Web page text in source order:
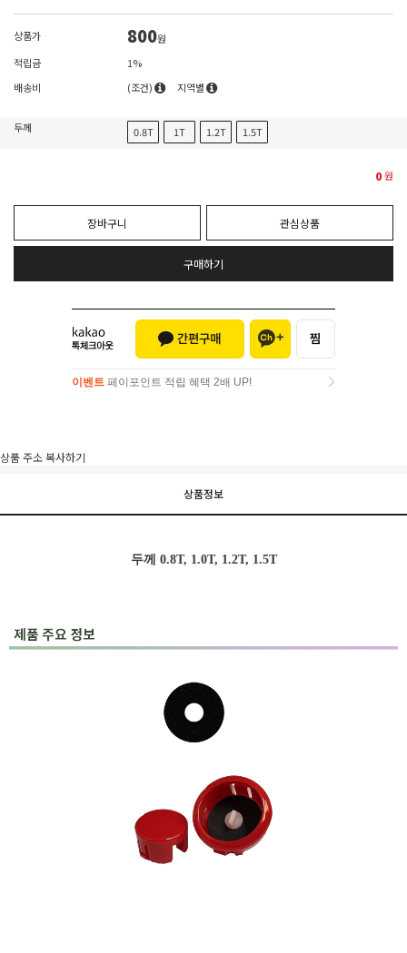
상품가 800원
적립금
1%
배송비
(조건) 지역별
두께 0.8T 1T 1.2T 1.5T
0원
장바구니 관심상품
구매하기
이벤트 페이포인트 적립 혜택 2배 UP!
상품 주소 복사하기
상품정보
두께 0.8T, 1.0T, 1.2T, 1.5T